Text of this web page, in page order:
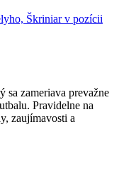
Škriniar v pozícii
sa zameriava prevažne
Pravidelne na
zaujímavosti a